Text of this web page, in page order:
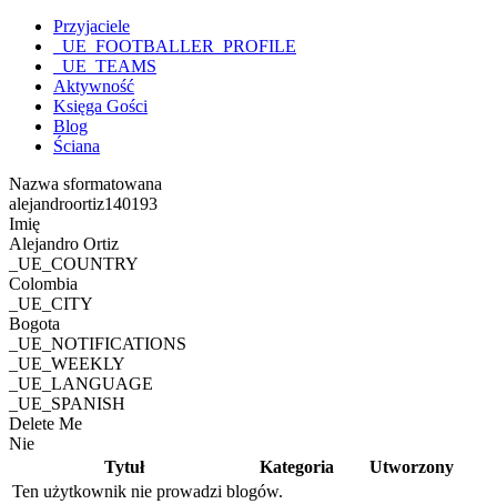
Przyjaciele
_UE_FOOTBALLER_PROFILE
_UE_TEAMS
Aktywność
Księga Gości
Blog
Ściana
Nazwa sformatowana
alejandroortiz140193
Imię
Alejandro Ortiz
_UE_COUNTRY
Colombia
_UE_CITY
Bogota
_UE_NOTIFICATIONS
_UE_WEEKLY
_UE_LANGUAGE
_UE_SPANISH
Delete Me
Nie
Tytuł
Kategoria
Utworzony
Ten użytkownik nie prowadzi blogów.